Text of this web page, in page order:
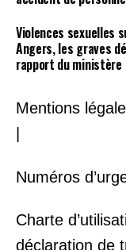
Violences sexuelles
Angers, les graves
rapport du ministère
Mentions
Numéros
Charte
déclaration de